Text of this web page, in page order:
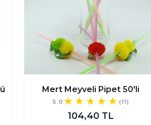
Mert Meyveli Pipet 50'li
5.0 (11)
104,40 TL